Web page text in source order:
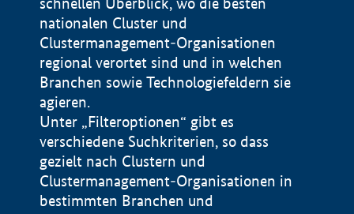
nationalen Cluster und
Clustermanagement-Organisationen
regional verortet sind und in welchen
Branchen sowie Technologiefeldern sie
agieren.
Unter „Filteroptionen“ gibt es
verschiedene Suchkriterien, so dass
gezielt nach Clustern und
Clustermanagement-Organisationen in
bestimmten Branchen und
Impressum
Datenschutzerklärung
BMWE, 2026 ©
100 km © Geobasis-DE / BKG 2015